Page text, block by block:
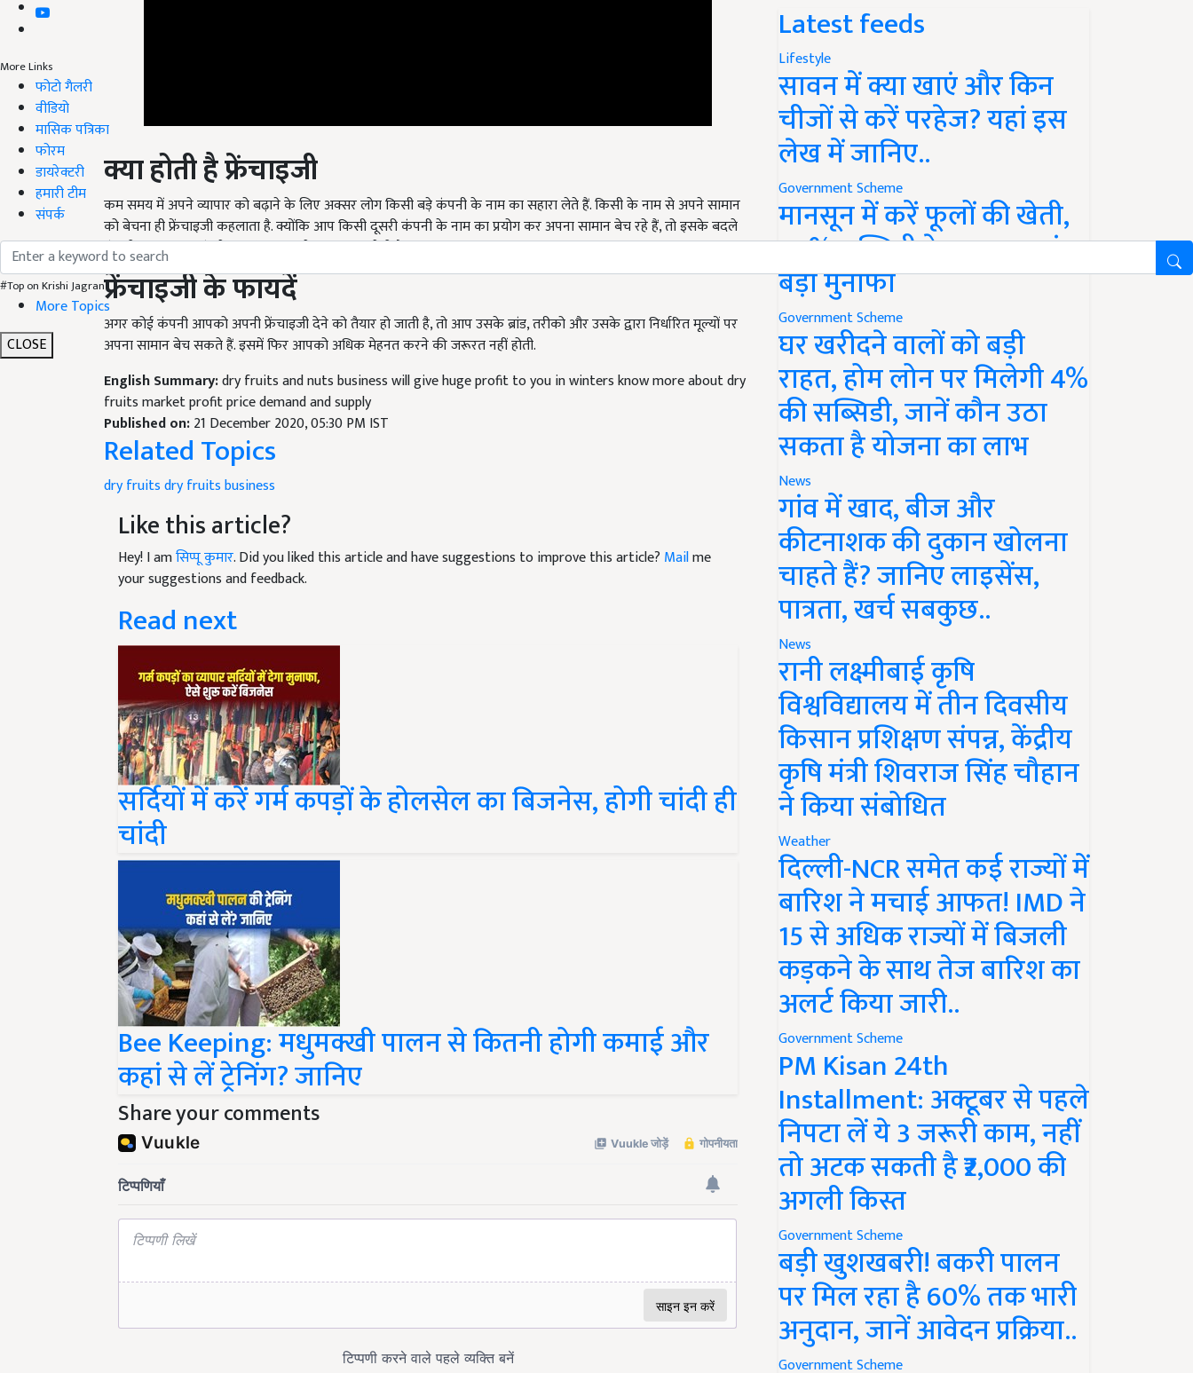
More Links
फोटो गैलरी
वीडियो
मासिक पत्रिका
फोरम
डायरेक्टरी
हमारी टीम
संपर्क
#Top on Krishi Jagran
More Topics
CLOSE
क्या होती है फ्रेंचाइजी
कम समय में अपने व्यापार को बढ़ाने के लिए अक्सर लोग किसी बड़े कंपनी के नाम का सहारा लेते हैं. किसी के नाम से अपने सामान
को बेचना ही फ्रेंचाइजी कहलाता है. क्योंकि आप किसी दूसरी कंपनी के नाम का प्रयोग कर अपना सामान बेच रहे हैं, तो इसके बदले
कंपनी एक तय अनुबंध के मुताबिक आपसे कुछ शुल्क लेती है.
फ्रेंचाइजी के फायदें
अगर कोई कंपनी आपको अपनी फ्रेंचाइजी देने को तैयार हो जाती है, तो आप उसके ब्रांड, तरीको और उसके द्वारा निर्धारित मूल्यों पर
अपना सामान बेच सकते हैं. इसमें फिर आपको अधिक मेहनत करने की जरूरत नहीं होती.
fruits market profit price demand and supply
Published on:21 December 2020, 05:30 PM IST
Related Topics
dry fruitsdry fruits business
Like this article?
Hey! I amसिप्पू कुमार . Did you liked this article and have suggestions to improve this article?
your suggestions and feedback.
Read next
सर्दियों में करें गर्म कपड़ों के होलसेल का बिजनेस, होगी चांदी ही
चांदी
Bee Keeping: मधुमक्खी पालन से कितनी होगी कमाई और
कहां से लें ट्रेनिंग? जानिए
Share your comments
Latest feeds
Lifestyle
सावन में क्या खाएं और किन
चीजों से करें परहेज? यहां इस
लेख में जानिए..
Government Scheme
मानसून में करें फूलों की खेती,
50% सब्सिडी के साथ कमाएं
बड़ा मुनाफा
Government Scheme
घर खरीदने वालों को बड़ी
राहत, होम लोन पर मिलेगी 4%
की सब्सिडी, जानें कौन उठा
सकता है योजना का लाभ
News
गांव में खाद, बीज और
कीटनाशक की दुकान खोलना
चाहते हैं? जानिए लाइसेंस,
पात्रता, खर्च सबकुछ..
News
रानी लक्ष्मीबाई कृषि
विश्वविद्यालय में तीन दिवसीय
किसान प्रशिक्षण संपन्न, केंद्रीय
कृषि मंत्री शिवराज सिंह चौहान
ने किया संबोधित
Weather
दिल्ली-NCR समेत कई राज्यों में
बारिश ने मचाई आफत! IMD ने
15 से अधिक राज्यों में बिजली
कड़कने के साथ तेज बारिश का
अलर्ट किया जारी..
Government Scheme
PM Kisan 24th
Installment: अक्टूबर से पहले
निपटा लें ये 3 जरूरी काम, नहीं
तो अटक सकती है ₹2,000 की
अगली किस्त
Government Scheme
बड़ी खुशखबरी! बकरी पालन
पर मिल रहा है 60% तक भारी
अनुदान, जानें आवेदन प्रक्रिया..
Government Scheme